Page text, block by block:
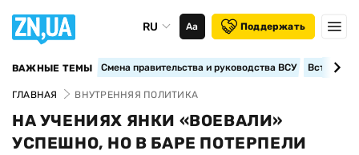
RU Аа Поддержать
ВАЖНЫЕ ТЕМЫ Смена правительства и руководства ВСУ
ГЛАВНАЯ ВНУТРЕННЯЯ ПОЛИТИКА
НА УЧЕНИЯХ ЯНКИ «ВОЕВАЛИ»
УСПЕШНО, НО В БАРЕ ПОТЕРПЕЛИ